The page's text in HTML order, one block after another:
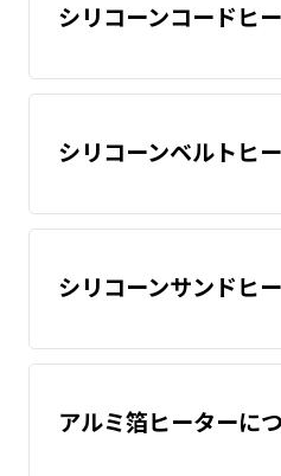
シリコーンコードヒ
シリコーンベルトヒ
シリコーンサンドヒ
アルミ箔ヒーターに